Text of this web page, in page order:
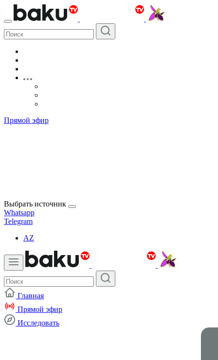
Прямой эфир
Выбрать источник
Whatsapp
Telegram
AZ
Главная
Прямой эфир
Исследовать